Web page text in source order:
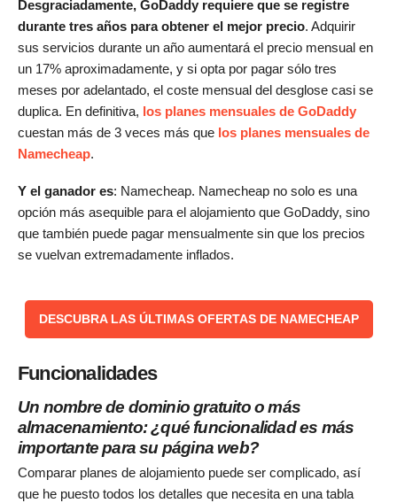
Desgraciadamente, GoDaddy requiere que se registre
durante tres años para obtener el mejor precio. Adquirir
sus servicios durante un año aumentará el precio mensual en
un 17% aproximadamente, y si opta por pagar sólo tres
meses por adelantado, el coste mensual del desglose casi se
duplica. En definitiva, los planes mensuales de GoDaddy
cuestan más de 3 veces más que los planes mensuales de
Namecheap.
Y el ganador es: Namecheap. Namecheap no solo es una
opción más asequible para el alojamiento que GoDaddy, sino
que también puede pagar mensualmente sin que los precios
se vuelvan extremadamente inflados.
DESCUBRA LAS ÚLTIMAS OFERTAS DE NAMECHEAP
Funcionalidades
Un nombre de dominio gratuito o más
almacenamiento: ¿qué funcionalidad es más
importante para su página web?
Comparar planes de alojamiento puede ser complicado, así
que he puesto todos los detalles que necesita en una tabla